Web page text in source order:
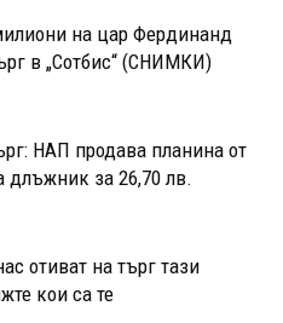
на цар Фердинанд
в „Сотбис“ (СНИМКИ)
НАП продава планина от
длъжник за 26,70 лв.
отиват на търг тази
кои са те